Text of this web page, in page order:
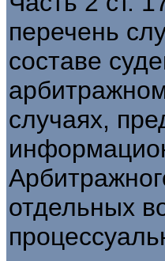
перечень
составе
случаях,
отдельных